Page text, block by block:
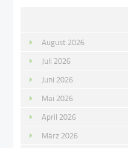
August 2026
Juli 2026
Juni 2026
Mai 2026
April 2026
März 2026